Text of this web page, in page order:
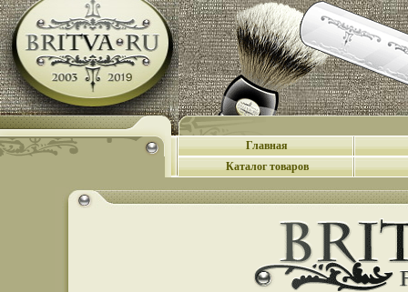
Главная
Каталог товаров